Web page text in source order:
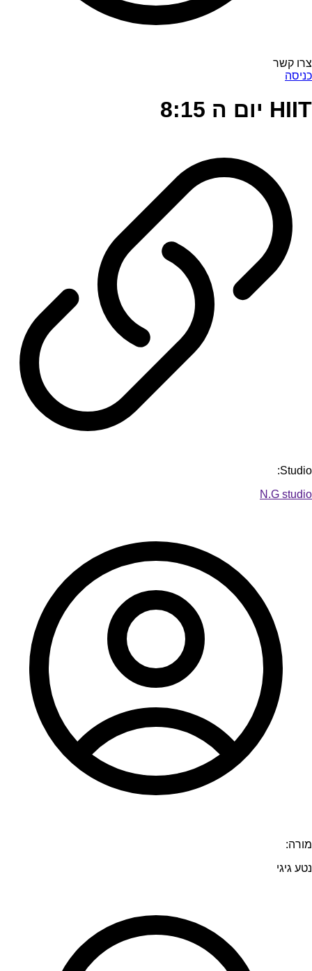
צרו קשר
כניסה
HIIT יום ה 8:15
Studio:
N.G studio
מורה:
נטע גיגי